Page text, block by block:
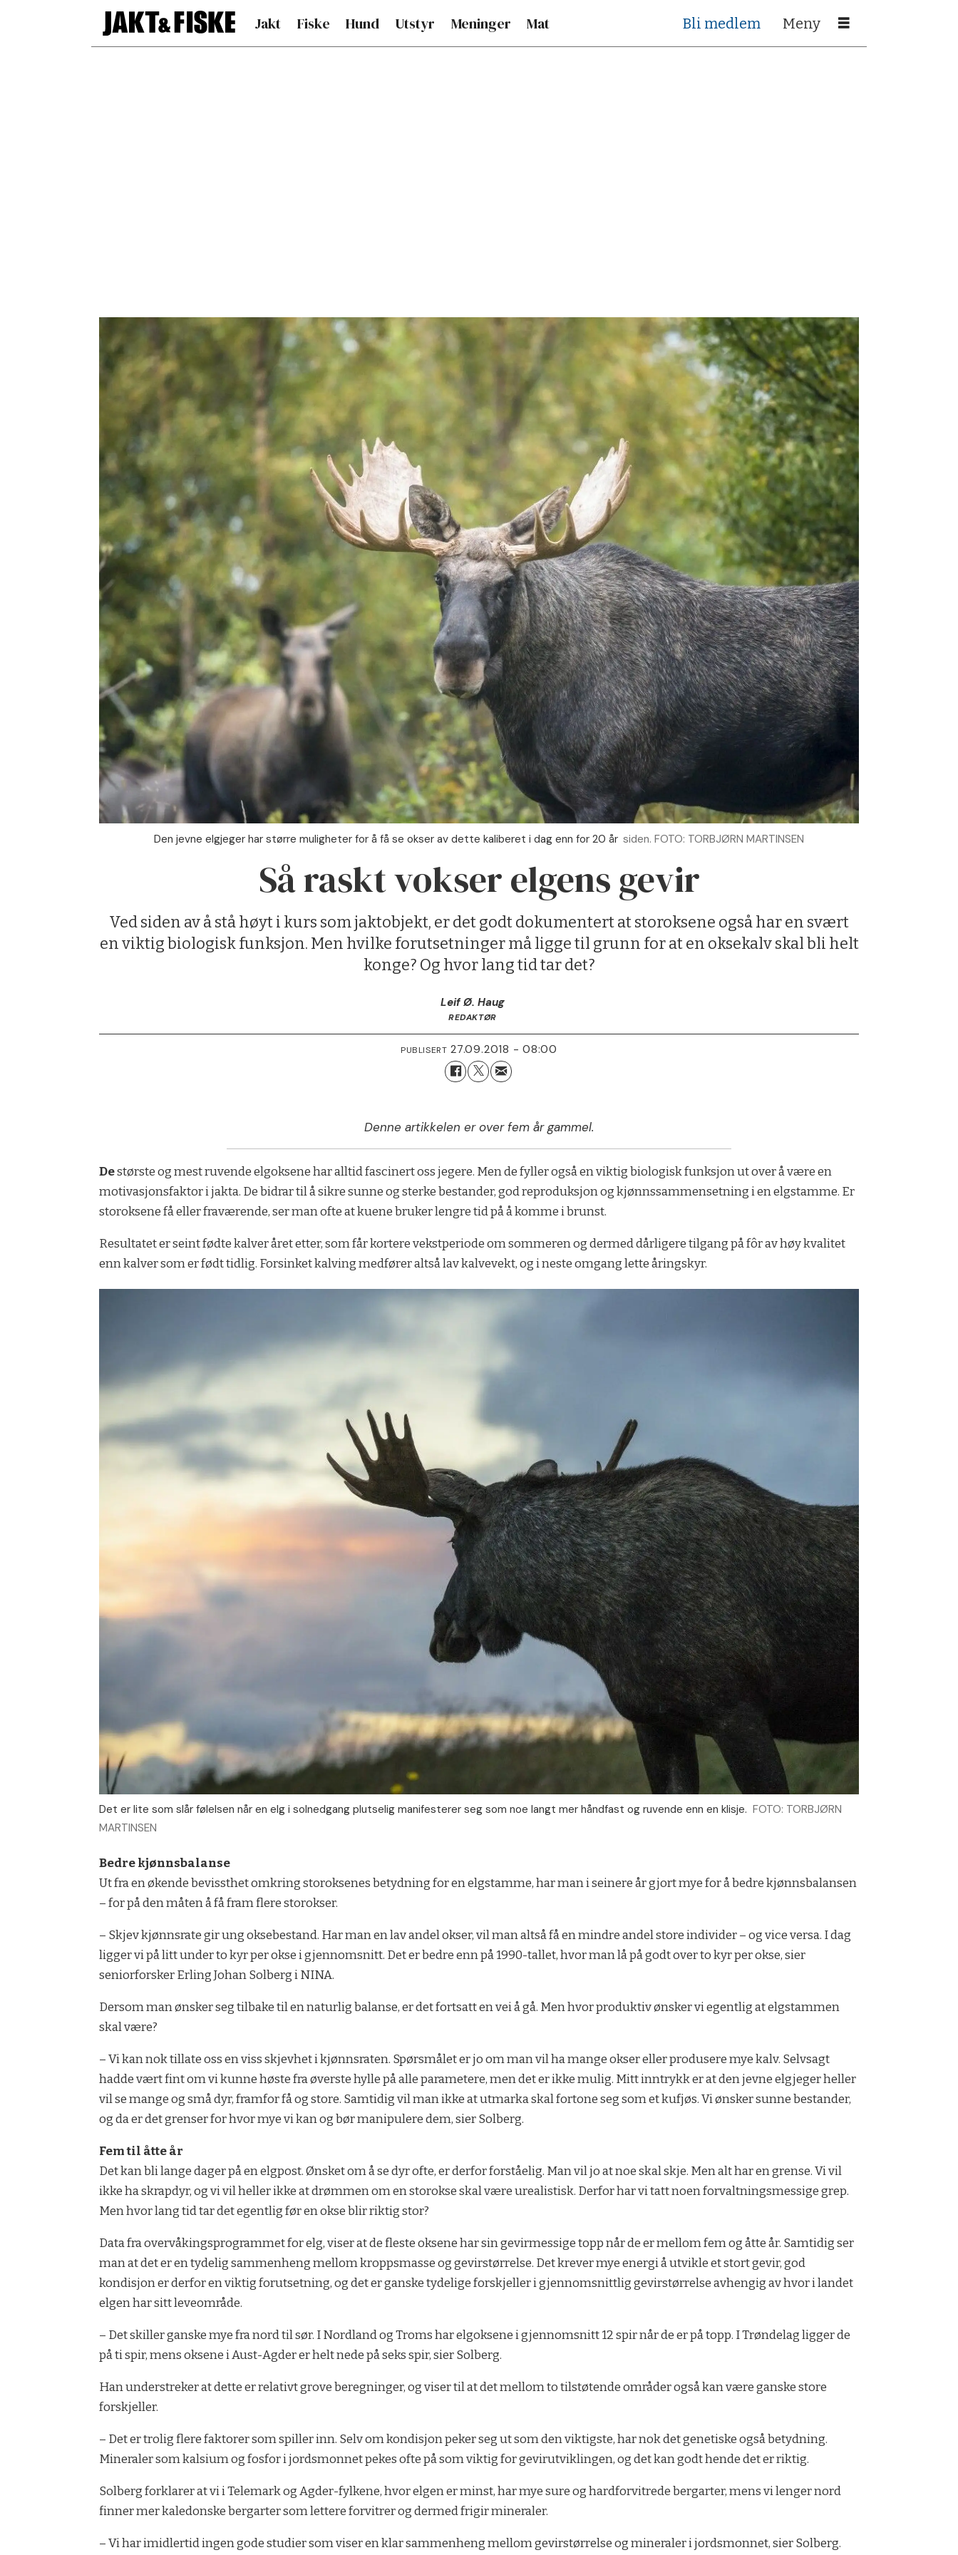
Jakt Fiske Hund Utstyr Meninger Mat Bli medlem
Den jevne elgjeger har større muligheter for å få se okser av dette kaliberet i dag enn for 20 år siden. FOTO: TORBJØRN MARTINSEN
Så raskt vokser elgens gevir
Ved siden av å stå høyt i kurs som jaktobjekt, er det godt dokumentert at storoksene også har en svært
en viktig biologisk funksjon. Men hvilke forutsetninger må ligge til grunn for at en oksekalv skal bli helt
konge? Og hvor lang tid tar det?
Leif Ø. Haug
REDAKTØR
PUBLISERT 27.09.2018 - 08:00
Denne artikkelen er over fem år gammel.
Destørste og mest ruvende elgoksene har alltid fascinert oss jegere. Men de fyller også en viktig biologisk funksjon ut over å være en
motivasjonsfaktor i jakta. De bidrar til å sikre sunne og sterke bestander, god reproduksjon og kjønnssammensetning i en elgstamme. Er
storoksene få eller fraværende, ser man ofte at kuene bruker lengre tid på å komme i brunst.
Resultatet er seint fødte kalver året etter, som får kortere vekstperiode om sommeren og dermed dårligere tilgang på fôr av høy kvalitet
enn kalver som er født tidlig. Forsinket kalving medfører altså lav kalvevekt, og i neste omgang lette åringskyr.
Det er lite som slår følelsen når en elg i solnedgang plutselig manifesterer seg som noe langt mer håndfast og ruvende enn en klisje. FOTO: TORBJØRN
MARTINSEN
Bedre kjønnsbalanse
Ut fra en økende bevissthet omkring storoksenes betydning for en elgstamme, har man i seinere år gjort mye for å bedre kjønnsbalansen
– for på den måten å få fram flere storokser.
– Skjev kjønnsrate gir ung oksebestand. Har man en lav andel okser, vil man altså få en mindre andel store individer – og vice versa. I dag
ligger vi på litt under to kyr per okse i gjennomsnitt. Det er bedre enn på 1990-tallet, hvor man lå på godt over to kyr per okse, sier
seniorforsker Erling Johan Solberg i NINA.
Dersom man ønsker seg tilbake til en naturlig balanse, er det fortsatt en vei å gå. Men hvor produktiv ønsker vi egentlig at elgstammen
skal være?
– Vi kan nok tillate oss en viss skjevhet i kjønnsraten. Spørsmålet er jo om man vil ha mange okser eller produsere mye kalv. Selvsagt
hadde vært fint om vi kunne høste fra øverste hylle på alle parametere, men det er ikke mulig. Mitt inntrykk er at den jevne elgjeger heller
vil se mange og små dyr, framfor få og store. Samtidig vil man ikke at utmarka skal fortone seg som et kufjøs. Vi ønsker sunne bestander,
og da er det grenser for hvor mye vi kan og bør manipulere dem, sier Solberg.
Fem til åtte år
Det kan bli lange dager på en elgpost. Ønsket om å se dyr ofte, er derfor forståelig. Man vil jo at noe skal skje. Men alt har en grense. Vi vil
ikke ha skrapdyr, og vi vil heller ikke at drømmen om en storokse skal være urealistisk. Derfor har vi tatt noen forvaltningsmessige grep.
Men hvor lang tid tar det egentlig før en okse blir riktig stor?
Data fra overvåkingsprogrammet for elg, viser at de fleste oksene har sin gevirmessige topp når de er mellom fem og åtte år. Samtidig ser
man at det er en tydelig sammenheng mellom kroppsmasse og gevirstørrelse. Det krever mye energi å utvikle et stort gevir, god
kondisjon er derfor en viktig forutsetning, og det er ganske tydelige forskjeller i gjennomsnittlig gevirstørrelse avhengig av hvor i landet
elgen har sitt leveområde.
– Det skiller ganske mye fra nord til sør. I Nordland og Troms har elgoksene i gjennomsnitt 12 spir når de er på topp. I Trøndelag ligger de
på ti spir, mens oksene i Aust-Agder er helt nede på seks spir, sier Solberg.
Han understreker at dette er relativt grove beregninger, og viser til at det mellom to tilstøtende områder også kan være ganske store
forskjeller.
– Det er trolig flere faktorer som spiller inn. Selv om kondisjon peker seg ut som den viktigste, har nok det genetiske også betydning.
Mineraler som kalsium og fosfor i jordsmonnet pekes ofte på som viktig for gevirutviklingen, og det kan godt hende det er riktig.
Solberg forklarer at vi i Telemark og Agder-fylkene, hvor elgen er minst, har mye sure og hardforvitrede bergarter, mens vi lenger nord
finner mer kaledonske bergarter som lettere forvitrer og dermed frigir mineraler.
– Vi har imidlertid ingen gode studier som viser en klar sammenheng mellom gevirstørrelse og mineraler i jordsmonnet, sier Solberg.